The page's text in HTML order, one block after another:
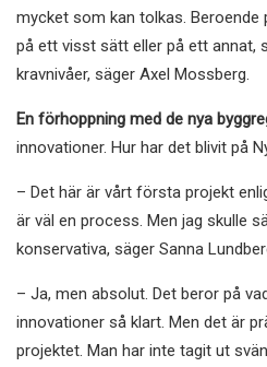
mycket som kan tolkas. Beroende
på ett visst sätt eller på ett annat,
kravnivåer, säger Axel Mossberg.
En förhoppning med de nya
innovationer. Hur har det blivit på
– Det här är vårt första projekt
är väl en process. Men jag skulle
konservativa, säger Sanna
– Ja, men absolut. Det beror på
innovationer så klart. Men det är
projektet. Man har inte tagit ut